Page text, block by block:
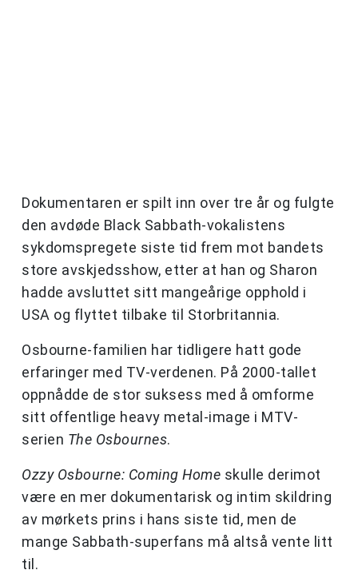
Dokumentaren er spilt inn over tre år og fulgte
den avdøde Black Sabbath-vokalistens
sykdomspregete siste tid frem mot bandets
store avskjedsshow, etter at han og Sharon
hadde avsluttet sitt mangeårige opphold i
USA og flyttet tilbake til Storbritannia.
Osbourne-familien har tidligere hatt gode
erfaringer med TV-verdenen. På 2000-tallet
oppnådde de stor suksess med å omforme
sitt offentlige heavy metal-image i MTV-
serien The Osbournes.
Ozzy Osbourne: Coming Home skulle derimot
være en mer dokumentarisk og intim skildring
av mørkets prins i hans siste tid, men de
mange Sabbath-superfans må altså vente litt
til.